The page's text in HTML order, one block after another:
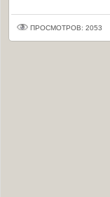
ПРОСМОТРОВ: 2053